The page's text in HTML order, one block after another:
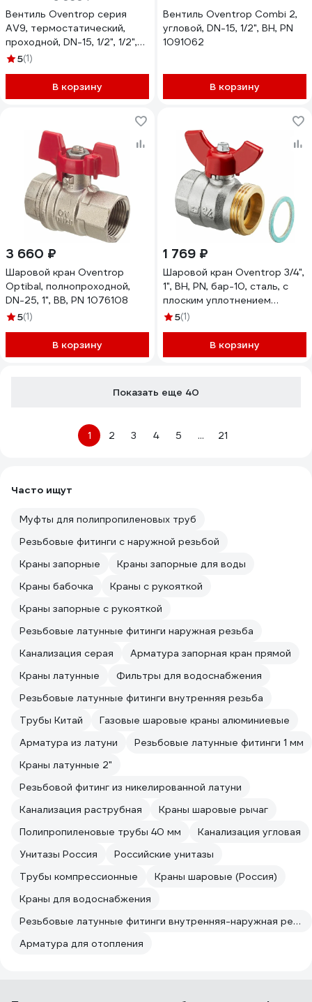
Вентиль Oventrop серия
AV9, термостатический,
проходной, DN-15, 1/2", 1/2",
ВН, PN 1183804
5(1)
В корзину
Вентиль Oventrop Combi 2,
угловой, DN-15, 1/2", ВН, PN
1091062
В корзину
3 660 ₽
Шаровой кран Oventrop
Optibal, полнопроходной,
DN-25, 1", ВВ, PN 1076108
5(1)
В корзину
1 769 ₽
Шаровой кран Oventrop 3/4",
1", ВН, PN, бар-10, сталь, с
плоским уплотнением
1406383
5(1)
В корзину
Показать еще 40
1 2 3 4 5 ... 21
Часто ищут
Муфты для полипропиленовых труб
Резьбовые фитинги с наружной резьбой
Краны запорные
Краны запорные для воды
Краны бабочка
Краны с рукояткой
Краны запорные с рукояткой
Резьбовые латунные фитинги наружная резьба
Канализация серая
Арматура запорная кран прямой
Краны латунные
Фильтры для водоснабжения
Резьбовые латунные фитинги внутренняя резьба
Трубы Китай
Газовые шаровые краны алюминиевые
Арматура из латуни
Резьбовые латунные фитинги 1 мм
Краны латунные 2"
Резьбовой фитинг из никелированной латуни
Канализация раструбная
Краны шаровые рычаг
Полипропиленовые трубы 40 мм
Канализация угловая
Унитазы Россия
Российские унитазы
Трубы компрессионные
Краны шаровые (Россия)
Краны для водоснабжения
Резьбовые латунные фитинги внутренняя-наружная резьба
Арматура для отопления